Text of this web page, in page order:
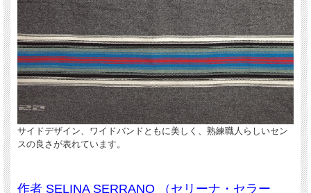
来る為、熟練職人さんも気合いが入るらしく、長
年培った経験と腕前が大いに発揮されています。
サイドデザイン、ワイドバンドともに美しく、熟練職人らしいセン
スの良さが表れています。
作者 SELINA SERRANO （セリーナ・セラー